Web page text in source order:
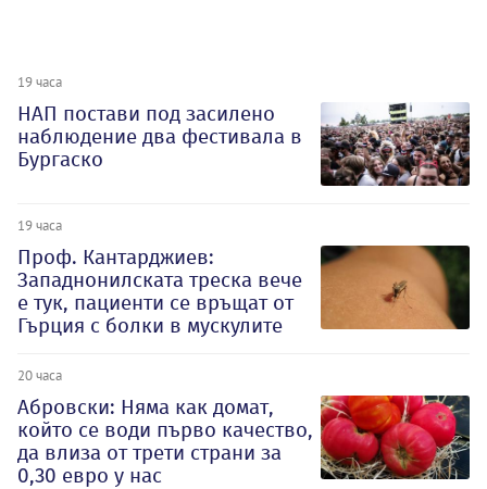
19 часа
НАП постави под засилено
наблюдение два фестивала в
Бургаско
19 часа
Проф. Кантарджиев:
Западнонилската треска вече
е тук, пациенти се връщат от
Гърция с болки в мускулите
20 часа
Абровски: Няма как домат,
който се води първо качество,
да влиза от трети страни за
0,30 евро у нас